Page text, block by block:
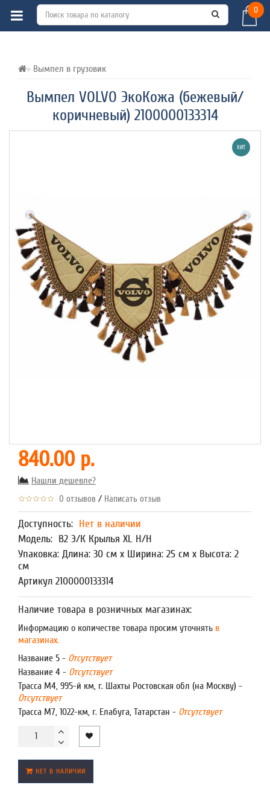
0
Вымпел в грузовик
Вымпел VOLVO ЭкоКожа (бежевый/
коричневый) 2100000133314
ВСЕ О ТОВАРЕ ХАРАКТЕРИСТИКИ
ХИТ
840.00 р.
Нашли дешевле?
0 отзывов / Написать отзыв
Доступность: Нет в наличии
Модель: В2 Э/К Крылья XL Н/Н
Упаковка: Длина: 30 см x Ширина: 25 см x Высота: 2
см
Артикул 2100000133314
Наличие товара в розничных магазинах:
Информацию о количестве товара просим уточнять в
магазинах.
Название 5 - Отсутствует
Название 4 - Отсутствует
Трасса М4, 995-й км, г. Шахты Ростовская обл (на Москву) -
Отсутствует
Трасса М7, 1022-км, г. Елабуга, Татарстан - Отсутствует
НЕТ В НАЛИЧИИ